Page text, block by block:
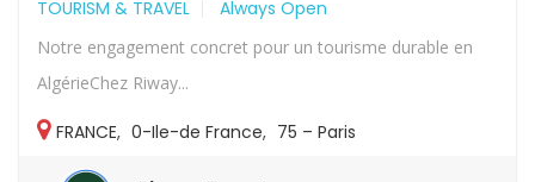
TOURISM & TRAVEL Always Open
Notre engagement concret pour un tourisme durable en
AlgérieChez Riway...
FRANCE, 0-Ile-de France, 75 – Paris